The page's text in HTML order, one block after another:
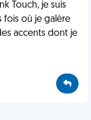
Touch, je suis
fois où je galère
accents dont je